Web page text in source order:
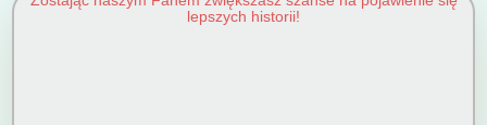
lepszych historii!